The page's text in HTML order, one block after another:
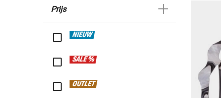
Prijs
NIEUW
SALE %
OUTLET